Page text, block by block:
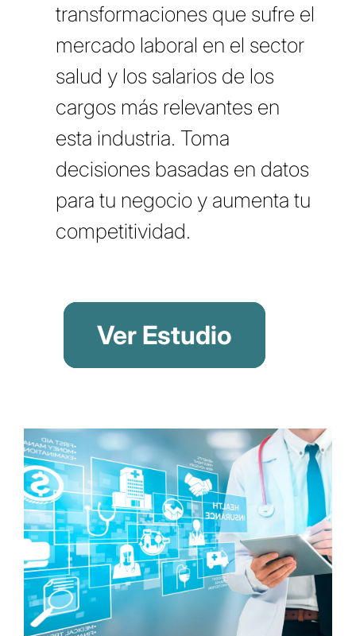
transformaciones que sufre el
mercado laboral en el sector
salud y los salarios de los
cargos más relevantes en
esta industria. Toma
decisiones basadas en datos
para tu negocio y aumenta tu
competitividad.
Ver Estudio